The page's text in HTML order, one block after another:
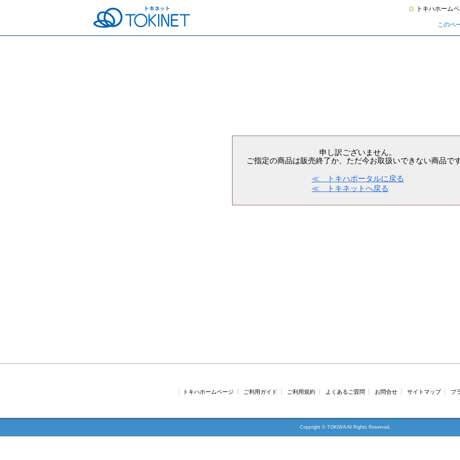
トキハホーム
このペ
申し訳ございません。
ご指定の商品は販売終了か、ただ今お取扱いできない商品です
≪ トキハポータルに戻る
≪ トキネットへ戻る
トキハホームページ ご利用ガイド ご利用規約 よくあるご質問 お問合せ サイトマップ プ
Copyright © TOKIWA All Rights Reserved.